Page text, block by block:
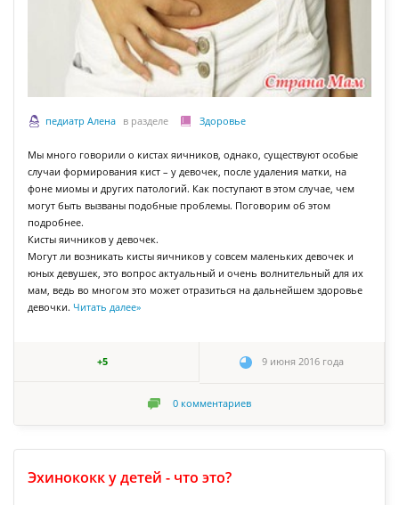
педиатр Алена в разделе Здоровье
Мы много говорили о кистах яичников, однако, существуют особые
случаи формирования кист – у девочек, после удаления матки, на
фоне миомы и других патологий. Как поступают в этом случае, чем
могут быть вызваны подобные проблемы. Поговорим об этом
подробнее.
Кисты яичников у девочек.
Могут ли возникать кисты яичников у совсем маленьких девочек и
юных девушек, это вопрос актуальный и очень волнительный для их
мам, ведь во многом это может отразиться на дальнейшем здоровье
девочки. Читать далее»
+5 9 июня 2016 года
0 комментариев
Эхинококк у детей - что это?